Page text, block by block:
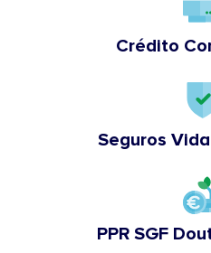
Crédito
Seguros
PPR SGF